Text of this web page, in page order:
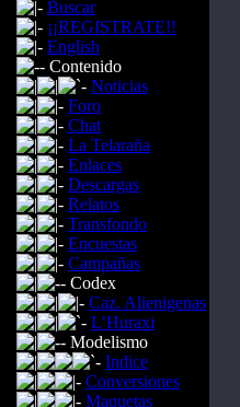
Buscar
¡¡REGISTRATE!!
English
Contenido
Noticias
Foro
Chat
La Telaraña
Enlaces
Descargas
Relatos
Transfondo
Encuestas
Campañas
Codex
Caz. Alienigenas
L’Huraxi
Modelismo
Indice
Conversiones
Maquetas